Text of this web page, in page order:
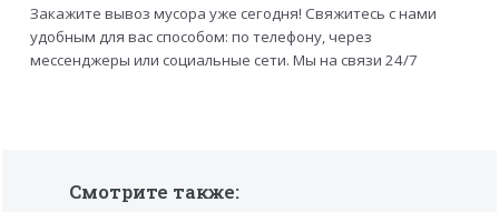
Закажите вывоз мусора уже сегодня! Свяжитесь с нами
удобным для вас способом: по телефону, через
мессенджеры или социальные сети. Мы на связи 24/7
Смотрите также: